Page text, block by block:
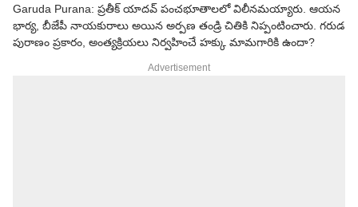
Garuda Purana: ప్రతీక్ యాదవ్ పంచభూతాలలో విలీనమయ్యారు. ఆయన
భార్య, బీజేపీ నాయకురాలు అయిన అర్పణ తండ్రి చితికి నిప్పంటించారు. గరుడ
పురాణం ప్రకారం, అంత్యక్రియలు నిర్వహించే హక్కు మామగారికి ఉందా?
Advertisement